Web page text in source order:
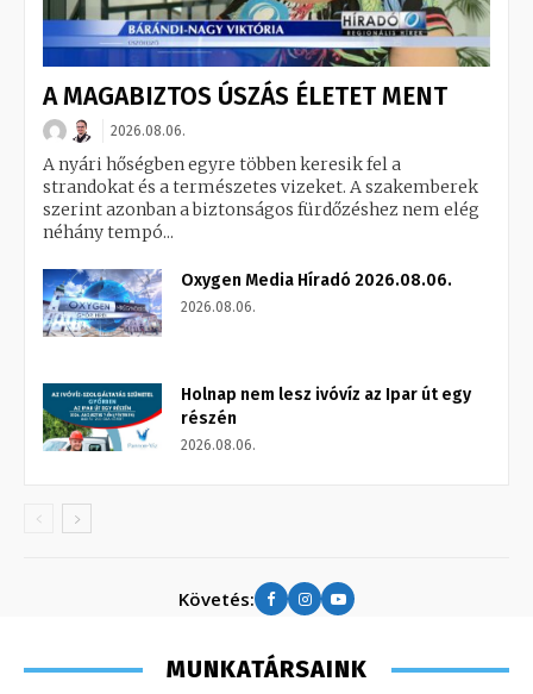
A MAGABIZTOS ÚSZÁS ÉLETET MENT
2026.08.06.
A nyári hőségben egyre többen keresik fel a
strandokat és a természetes vizeket. A szakemberek
szerint azonban a biztonságos fürdőzéshez nem elég
néhány tempó...
Oxygen Media Híradó 2026.08.06.
2026.08.06.
Holnap nem lesz ivóvíz az Ipar út egy
részén
2026.08.06.
Követés:
MUNKATÁRSAINK